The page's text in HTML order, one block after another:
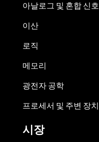
아날로그 및 혼합 신호
이산
로직
메모리
광전자 공학
프로세서 및 주변 장치
시장